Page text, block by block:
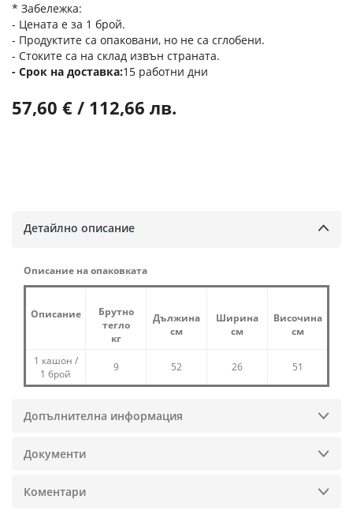
* Забележка:
- Цената е за 1 брой.
- Продуктите са опаковани, но не са сглобени.
- Стоките са на склад извън страната.
Срок на доставка 15 работни дни
57,60 € / 112,66 лв.
Детайлно описание
Описание на опаковката
Описание
Брутно
тегло
кг
Дължина
см
Ширина
см
Височина
см
1 кашон /
1 брой
9 52 26 51
Допълнителна информация
Документи
Коментари